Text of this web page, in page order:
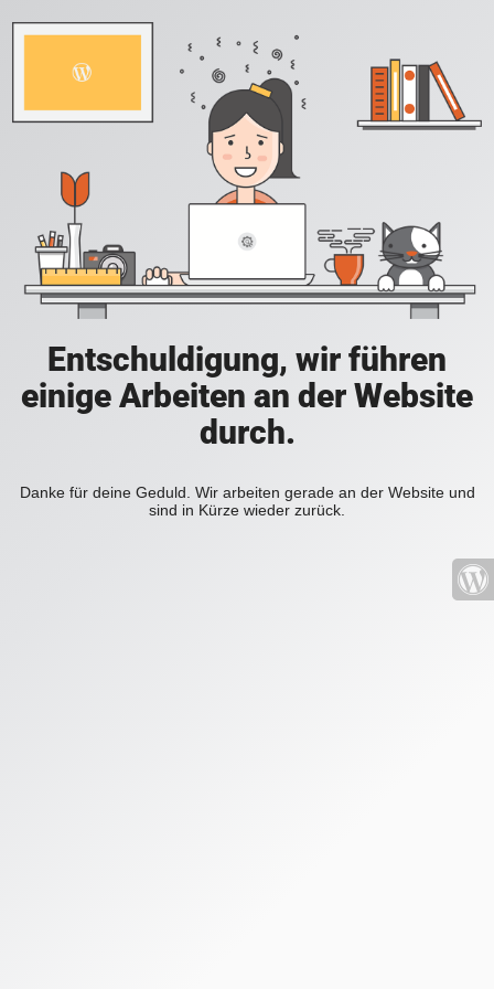
Entschuldigung, wir führen
einige Arbeiten an der Website
durch.
Danke für deine Geduld. Wir arbeiten gerade an der Website und
sind in Kürze wieder zurück.